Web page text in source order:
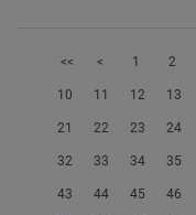
<< < 1 2
10 11 12 13
21 22 23 24
32 33 34 35
43 44 45 46